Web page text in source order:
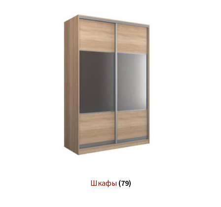
Шкафы (79)